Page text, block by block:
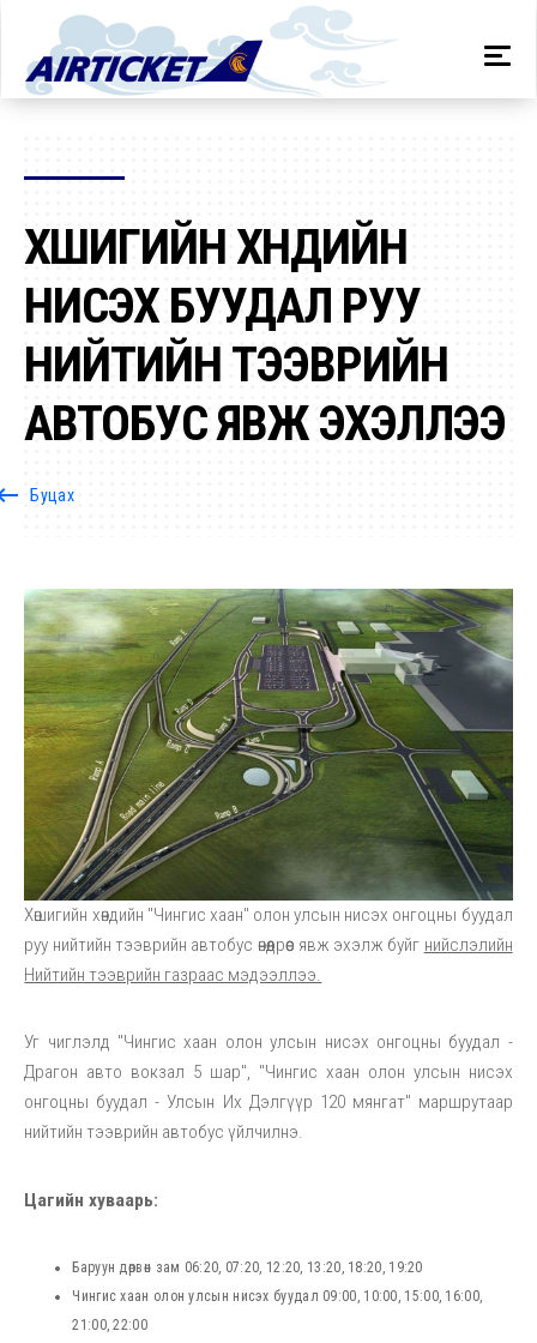
ХӨШИГИЙН ХӨНДИЙН
НИСЭХ БУУДАЛ РУУ
НИЙТИЙН ТЭЭВРИЙН
АВТОБУС ЯВЖ ЭХЭЛЛЭЭ
Буцах
Хөшигийн хөндийн "Чингис хаан" олон улсын нисэх онгоцны буудал
руу нийтийн тээврийн автобус өнөөдрөөс явж эхэлж буйг нийслэлийн
Нийтийн тээврийн газраас мэдээллээ.
Уг чиглэлд "Чингис хаан олон улсын нисэх онгоцны буудал -
Драгон авто вокзал 5 шар", "Чингис хаан олон улсын нисэх
онгоцны буудал - Улсын Их Дэлгүүр 120 мянгат" маршрутаар
нийтийн тээврийн автобус үйлчилнэ.
Цагийн хуваарь:
Баруун дөрвөн зам 06:20, 07:20, 12:20, 13:20, 18:20, 19:20
Чингис хаан олон улсын нисэх буудал 09:00, 10:00, 15:00, 16:00,
21:00, 22:00